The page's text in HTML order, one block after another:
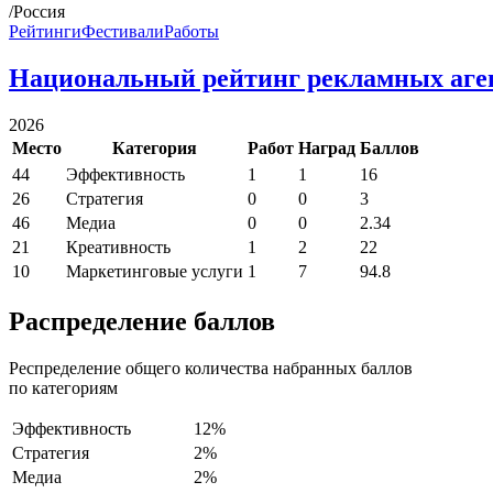
/Россия
РейтингиФестивалиРаботы
Национальный рейтинг рекламных
2026
Место
Категория Работ Наград Баллов
44
Эффективность 1 1
16
26
Стратегия 0 0
3
46
Медиа 0 0
2.34
21
Креативность 1 2
22
10
Маркетинговые услуги 1 7 94.8
Распределение баллов
Респределение общего количества набранных баллов
по категориям
Эффективность
12%
Стратегия
2%
Медиа
2%